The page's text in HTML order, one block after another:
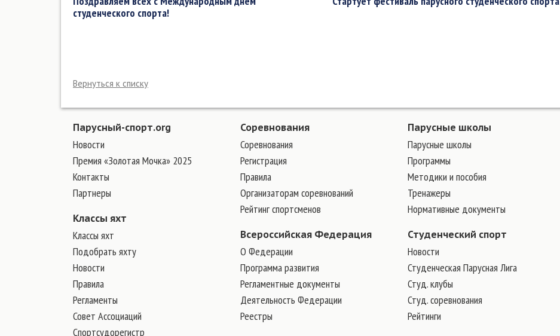
студенческого спорта!
Вернуться к списку
Парусный-спорт.org
Новости
Премия «Золотая Мочка» 2025
Контакты
Партнеры
Классы яхт
Классы яхт
Подобрать яхту
Новости
Правила
Регламенты
Совет Ассоциаций
Спортсудорегистр
Соревнования
Соревнования
Регистрация
Правила
Организаторам соревнований
Рейтинг спортсменов
Всероссийская Федерация
О Федерации
Программа развития
Регламентные документы
Деятельность Федерации
Реестры
Парусные школы
Парусные школы
Программы
Методики и пособия
Тренажеры
Нормативные документы
Студенческий спорт
Новости
Студенческая Парусная Лига
Студ. клубы
Студ. соревнования
Рейтинги